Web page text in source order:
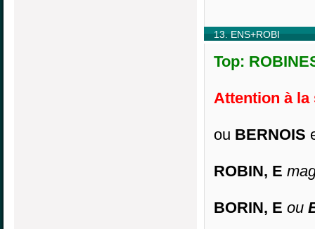
13. ENS+ROBI
Top:
Attention à la
ou BERNOIS
ROBIN, E
BORIN, E ou